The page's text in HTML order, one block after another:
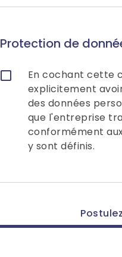
Protection de
En cochant cette
explicitement
des données
que l'entreprise
conformément
y sont définis.